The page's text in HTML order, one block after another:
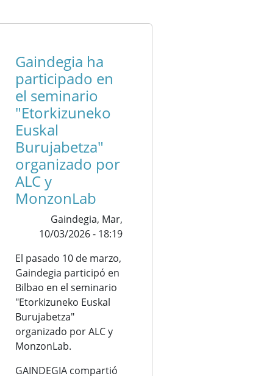
Gaindegia ha
participado en
el seminario
"Etorkizuneko
Euskal
Burujabetza"
organizado por
ALC y
MonzonLab
Gaindegia, Mar,
10/03/2026 - 18:19
El pasado 10 de marzo,
Gaindegia participó en
Bilbao en el seminario
"Etorkizuneko Euskal
Burujabetza"
organizado por ALC y
MonzonLab.
GAINDEGIA compartió